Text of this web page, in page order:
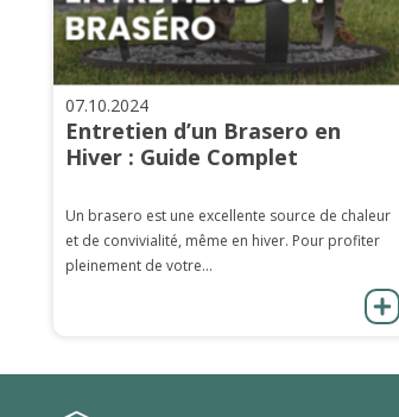
07.10.2024
Entretien d’un Brasero en
Hiver : Guide Complet
Un brasero est une excellente source de chaleur
et de convivialité, même en hiver. Pour profiter
pleinement de votre...